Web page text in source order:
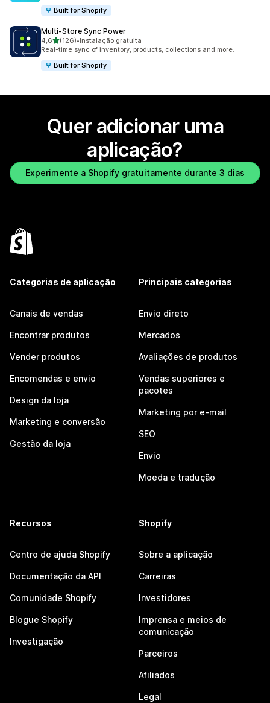
Built for Shopify
Multi‑Store Sync Power
4,6de 5 estrelas
(126)
126 total de avaliações
•Instalação gratuita
Real-time sync of inventory, products, collections and more.
Built for Shopify
Quer adicionar uma
aplicação?
Experimente a Shopify gratuitamente durante 3 dias
Categorias de aplicação
Canais de vendas
Encontrar produtos
Vender produtos
Encomendas e envio
Design da loja
Marketing e conversão
Gestão da loja
Principais categorias
Envio direto
Mercados
Avaliações de produtos
Vendas superiores e
pacotes
Marketing por e-mail
SEO
Envio
Moeda e tradução
Recursos
Centro de ajuda Shopify
Documentação da API
Comunidade Shopify
Blogue Shopify
Investigação
Shopify
Sobre a aplicação
Carreiras
Investidores
Imprensa e meios de
comunicação
Parceiros
Afiliados
Legal